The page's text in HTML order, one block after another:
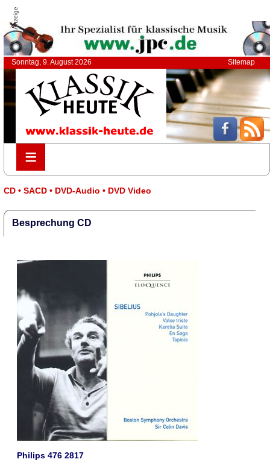
Anzeige
Sonntag, 9. August 2026 Sitemap
≡
≡
CD • SACD • DVD-Audio • DVD Video
Besprechung CD
Philips 476 2817